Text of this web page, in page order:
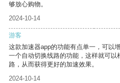
够放心购物。
2024-10-14
游客
这款加速器app的功能有点单一，可以
一个自动切换线路的功能，这样就可
路，从而获得更好的加速效果。
2024-10-14